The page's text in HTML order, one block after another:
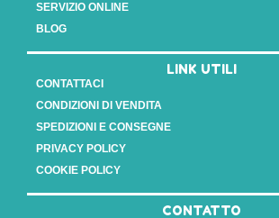
SERVIZIO ONLINE
BLOG
LINK UTILI
CONTATTACI
CONDIZIONI DI VENDITA
SPEDIZIONI E CONSEGNE
PRIVACY POLICY
COOKIE POLICY
CONTATTO